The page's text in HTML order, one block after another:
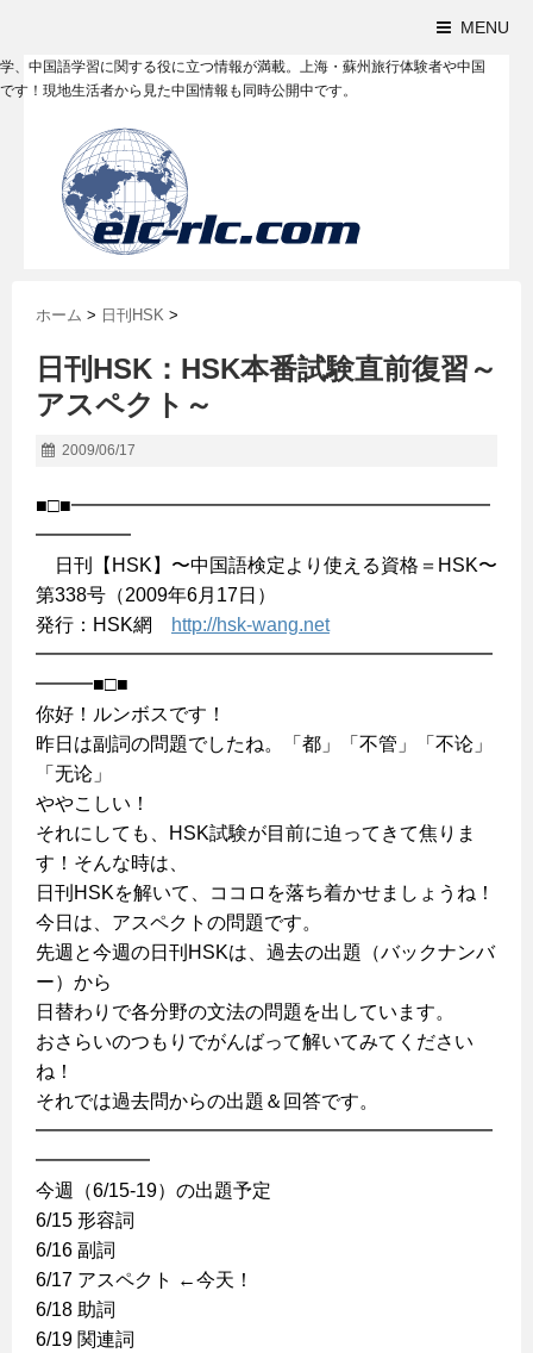
MENU
、中国語学習に関する役に立つ情報が満載。上海・蘇州旅行体験者や中国
す！現地生活者から見た中国情報も同時公開中です。
ホーム > 日刊HSK >
日刊HSK：HSK本番試験直前復習～
アスペクト～
2009/06/17
■□■━━━━━━━━━━━━━━━━━━━━━━
━━━━━
日刊【HSK】〜中国語検定より使える資格＝HSK〜
第338号（2009年6月17日）
発行：HSK網
http://hsk-wang.net
━━━━━━━━━━━━━━━━━━━━━━━━
━━━■□■
你好！ルンボスです！
昨日は副詞の問題でしたね。「都」「不管」「不论」
「无论」
ややこしい！
それにしても、HSK試験が目前に迫ってきて焦りま
す！そんな時は、
日刊HSKを解いて、ココロを落ち着かせましょうね！
今日は、アスペクトの問題です。
先週と今週の日刊HSKは、過去の出題（バックナンバ
ー）から
日替わりで各分野の文法の問題を出しています。
おさらいのつもりでがんばって解いてみてください
ね！
それでは過去問からの出題＆回答です。
━━━━━━━━━━━━━━━━━━━━━━━━
━━━━━━
今週（6/15-19）の出題予定
6/15 形容詞
6/16 副詞
6/17 アスペクト ←今天！
6/18 助詞
6/19 関連詞